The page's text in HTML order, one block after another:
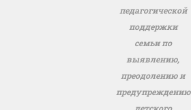
педагогической
поддержки
семьи по
выявлению,
преодолению и
предупреждению
детского